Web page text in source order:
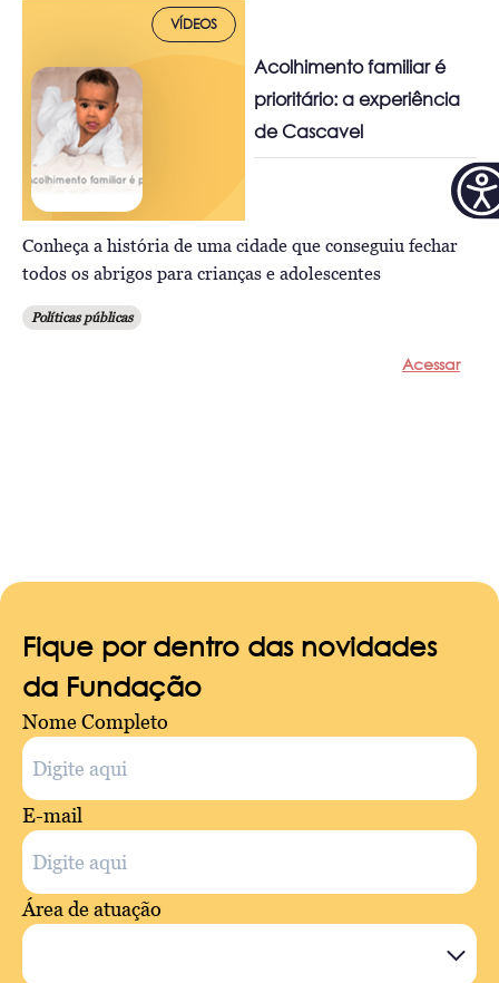
VÍDEOS
Acolhimento familiar é
prioritário: a experiência
de Cascavel
Conheça a história de uma cidade que conseguiu fechar
todos os abrigos para crianças e adolescentes
Políticas públicas
Acessar
Fique por dentro das novidades
da Fundação
Nome Completo
E-mail
Área de atuação